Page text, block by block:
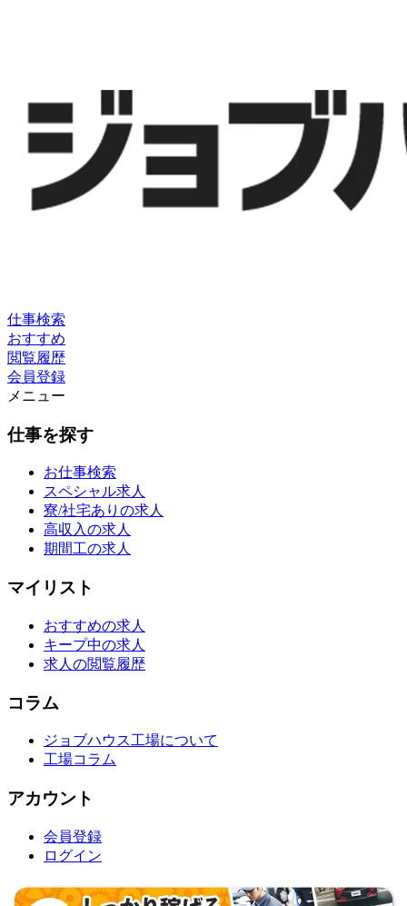
仕事検索
おすすめ
閲覧履歴
会員登録
メニュー
仕事を探す
お仕事検索
スペシャル求人
寮/社宅ありの求人
高収入の求人
期間工の求人
マイリスト
おすすめの求人
キープ中の求人
求人の閲覧履歴
コラム
ジョブハウス工場について
工場コラム
アカウント
会員登録
ログイン